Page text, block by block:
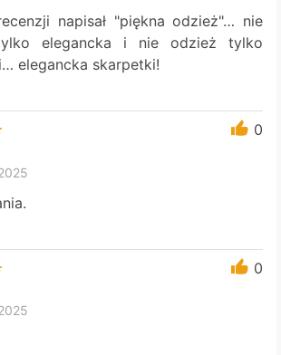
napisał "piękna odzież"… nie
elegancka i nie odzież tylko
elegancka skarpetki!
0
0